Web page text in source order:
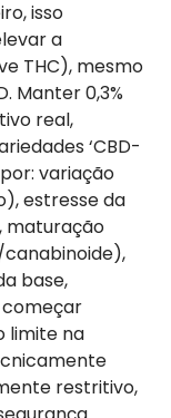
isso
a
THC), mesmo
Manter 0,3%
real,
‘CBD-
variação
estresse da
maturação
base,
limite na
restritivo,